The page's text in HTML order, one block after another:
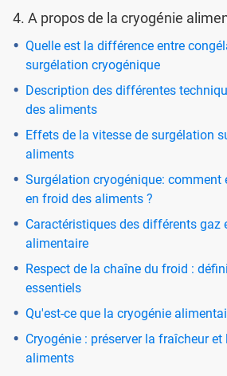
4. A propos de la cryogénie
Quelle est la différence entre
surgélation cryogénique
Description des différentes
des aliments
Effets de la vitesse de surgélation
aliments
Surgélation cryogénique: comment
en froid des aliments ?
Caractéristiques des différents gaz
alimentaire
Respect de la chaîne du froid :
essentiels
Qu'est-ce que la cryogénie
Cryogénie : préserver la fraîcheur
aliments